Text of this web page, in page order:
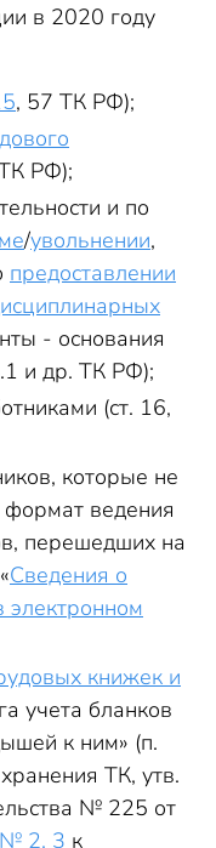
в 2020 году
, 57 ТК РФ);
РФ);
и по
/увольнении,
предоставлении
- основания
и др. ТК РФ);
(ст. 16,
которые не
ведения
перешедших на
Сведения о
электронном
книжек и
учета бланков
к ним» (п.
ТК, утв.
№ 225 от
№ 2, 3 к